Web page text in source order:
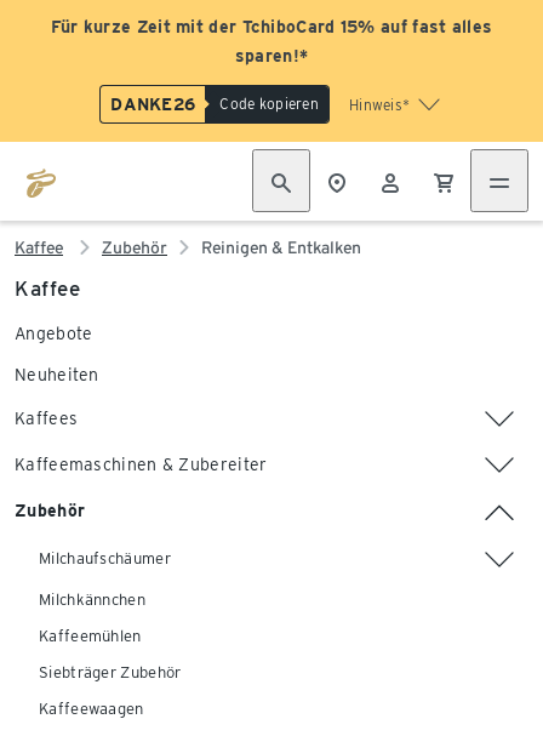
Für kurze Zeit mit der TchiboCard 15% auf fast alles
sparen!*
DANKE26 Code kopieren Hinweis*
Kaffee Zubehör Reinigen & Entkalken
Kaffee
Angebote
Neuheiten
Kaffees
Kaffeemaschinen & Zubereiter
Zubehör
Milchaufschäumer
Milchkännchen
Kaffeemühlen
Siebträger Zubehör
Kaffeewaagen